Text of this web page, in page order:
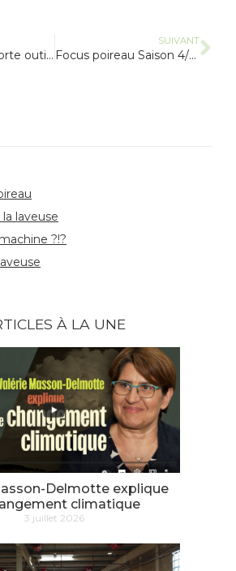
BPO, la barre porte outils : ancêtre, actualité, polyvalence et limites
SUIVANT
Focus poireau Saison 4/5 : récolte
laveuse
?!?
À LA UNE
Delmotte explique
climatique
3 juillet 2026